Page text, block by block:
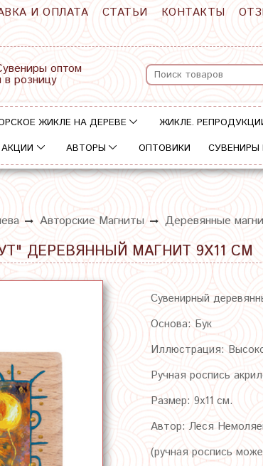
И ОПЛАТА СТАТЬИ КОНТАКТЫ
оптом
в розницу
ЖИКЛЕ НА ДЕРЕВЕ ЖИКЛЕ.
АКЦИИ АВТОРЫ ОПТОВИКИ СУВЕНИРЫ
Авторские Магниты Деревянные
ДЕРЕВЯННЫЙ МАГНИТ 9Х11 СМ
Сувенирный
Основа: Бук
Иллюстрация:
Ручная роспись
Размер: 9х11 см.
Автор: Леся
(ручная роспись